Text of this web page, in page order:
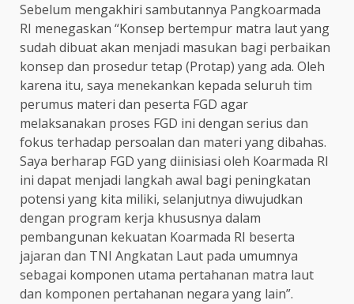
Sebelum mengakhiri sambutannya Pangkoarmada
RI menegaskan “Konsep bertempur matra laut yang
sudah dibuat akan menjadi masukan bagi perbaikan
konsep dan prosedur tetap (Protap) yang ada. Oleh
karena itu, saya menekankan kepada seluruh tim
perumus materi dan peserta FGD agar
melaksanakan proses FGD ini dengan serius dan
fokus terhadap persoalan dan materi yang dibahas.
Saya berharap FGD yang diinisiasi oleh Koarmada RI
ini dapat menjadi langkah awal bagi peningkatan
potensi yang kita miliki, selanjutnya diwujudkan
dengan program kerja khususnya dalam
pembangunan kekuatan Koarmada RI beserta
jajaran dan TNI Angkatan Laut pada umumnya
sebagai komponen utama pertahanan matra laut
dan komponen pertahanan negara yang lain”.